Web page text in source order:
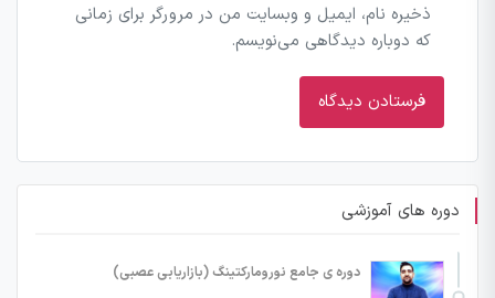
ذخیره نام، ایمیل و وبسایت من در مرورگر برای زمانی
که دوباره دیدگاهی می‌نویسم.
دوره های آموزشی
دوره ی جامع نورومارکتینگ (بازاریابی عصبی)